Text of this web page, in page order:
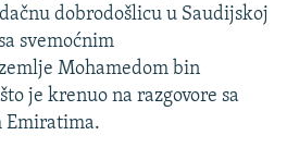
dobrodošlicu u Saudijskoj
svemoćnim
Mohamedom bin
je krenuo na razgovore sa
Emiratima.